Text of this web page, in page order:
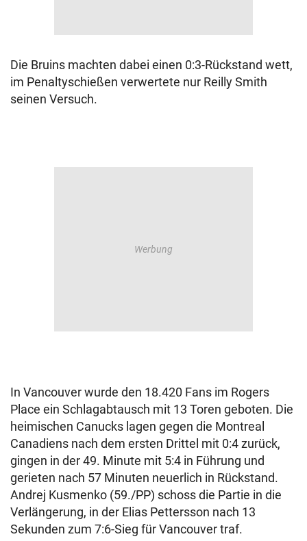
Die Bruins machten dabei einen 0:3-Rückstand wett,
im Penaltyschießen verwertete nur Reilly Smith
seinen Versuch.
In Vancouver wurde den 18.420 Fans im Rogers
Place ein Schlagabtausch mit 13 Toren geboten. Die
heimischen Canucks lagen gegen die Montreal
Canadiens nach dem ersten Drittel mit 0:4 zurück,
gingen in der 49. Minute mit 5:4 in Führung und
gerieten nach 57 Minuten neuerlich in Rückstand.
Andrej Kusmenko (59./PP) schoss die Partie in die
Verlängerung, in der Elias Pettersson nach 13
Sekunden zum 7:6-Sieg für Vancouver traf.